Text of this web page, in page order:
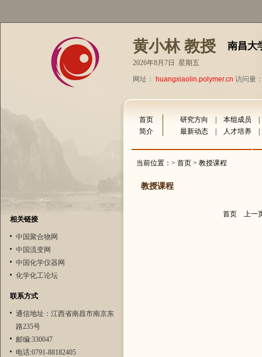
黄小林 教授 南昌大
2026年8月7日 星期五
网址：
huangxiaolin.polymer.cn 访问量
相关链接
中国聚合物网
中国流变网
中国化学仪器网
化学化工论坛
联系方式
通信地址：江西省南昌市南京东
路235号
邮编:330047
电话:0791-88182405
首页 研究方向 本组成员
简介
最新动态 人才培养
当前位置：> 首页 > 教授课程
教授课程
首页 上一